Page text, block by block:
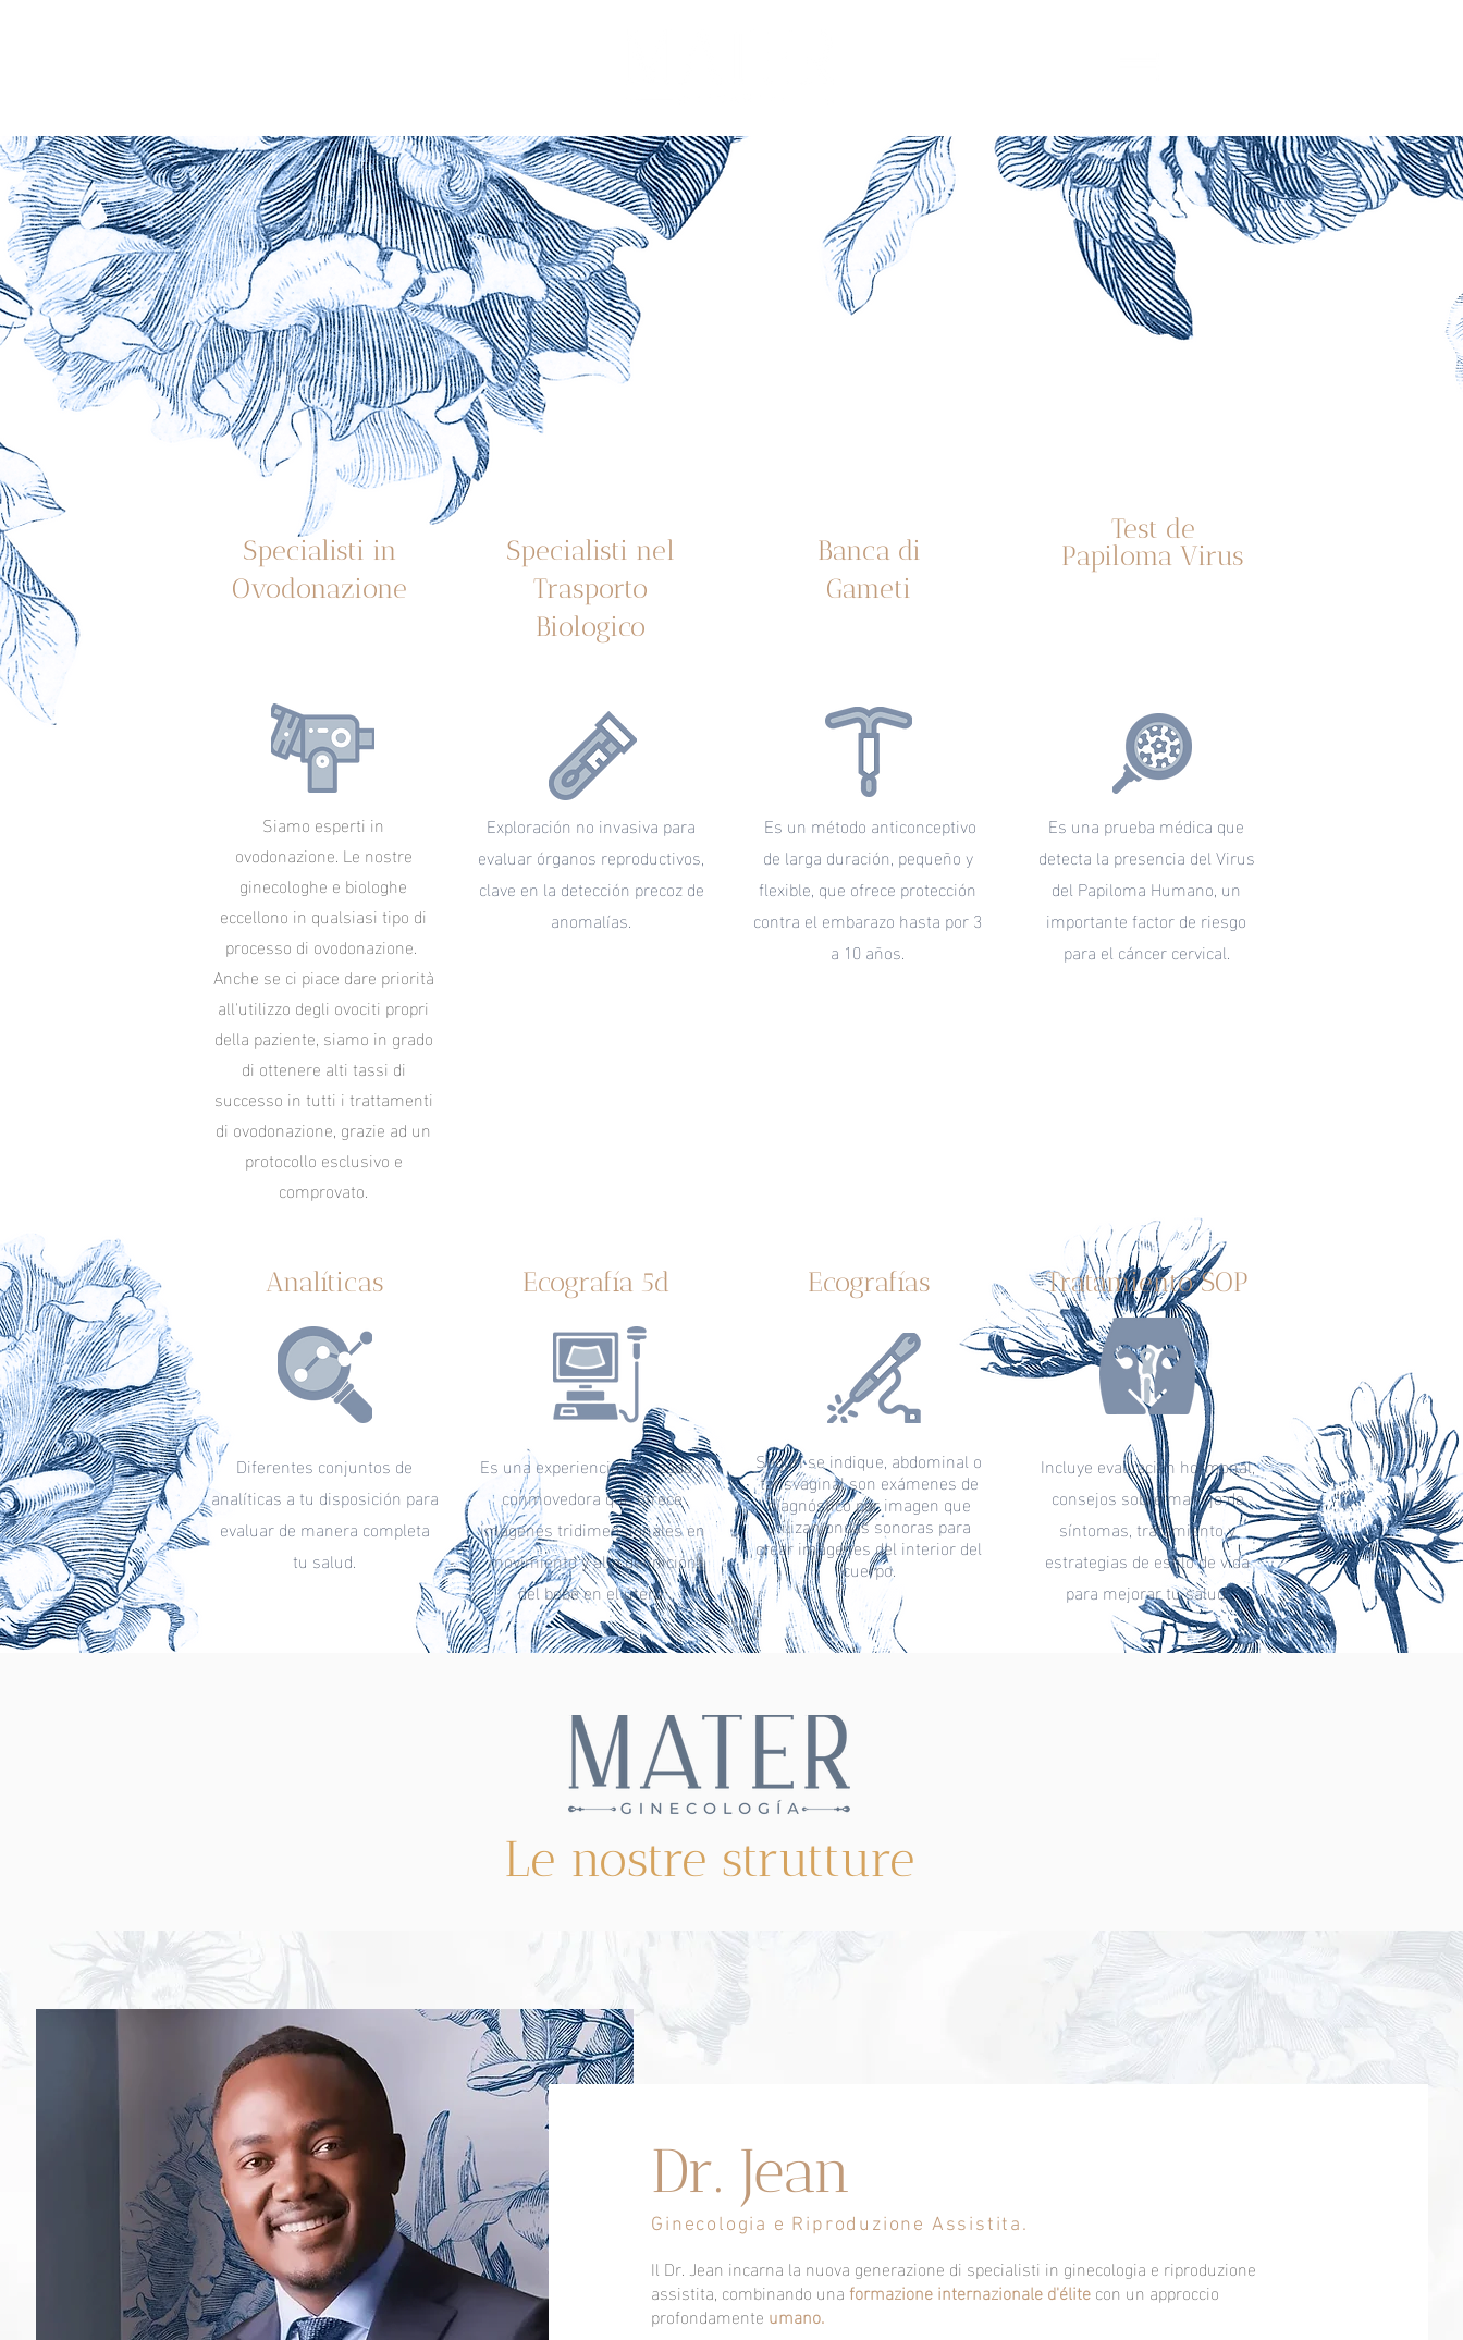
Specialisti in
Ovodonazione
Siamo esperti in
ovodonazione. Le nostre
ginecologhe e biologhe
eccellono in qualsiasi tipo di
processo di ovodonazione.
Anche se ci piace dare priorità
all'utilizzo degli ovociti propri
della paziente, siamo in grado
di ottenere alti tassi di
successo in tutti i trattamenti
di ovodonazione, grazie ad un
protocollo esclusivo e
comprovato.
Analíticas
Diferentes conjuntos de
analíticas a tu disposición para
evaluar de manera completa
tu salud.
Specialisti nel
Trasporto
Biologico
Exploración no invasiva para
evaluar órganos reproductivos,
clave en la detección precoz de
anomalías.
Ecografía 5d
Es una experiencia avanzada y
conmovedora que ofrece
imágenes tridimensionales en
movimiento y alta definición
del bebé en el útero.
Banca di
Gameti
Es un método anticonceptivo
de larga duración, pequeño y
flexible, que ofrece protección
contra el embarazo hasta por 3
a 10 años.
Ecografías
Según se indique, abdominal o
tansvaginal son exámenes de
diagnóstico por imagen que
utilizan ondas sonoras para
crear imágenes del interior del
cuerpo.
Test de
Papiloma Virus
Es una prueba médica que
detecta la presencia del Virus
del Papiloma Humano, un
importante factor de riesgo
para el cáncer cervical.
Tratamiento SOP
Incluye evaluación hormonal,
consejos sobre manejo de
síntomas, tratamiento y
estrategias de estilo de vida
para mejorar tu salud.
Le nostre strutture
Dr. Jean
Ginecologia e Riproduzione Assistita.
Il Dr. Jean incarna la nuova generazione di specialisti in ginecologia e riproduzione
assistita, combinando unaformazione internazionale d'élitecon un approccio
profondamente umano.